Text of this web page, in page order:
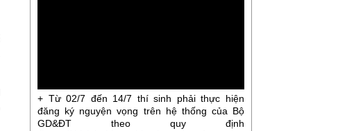
+ Từ 02/7 đến 14/7 thí sinh phải thực hiện
đăng ký nguyện vọng trên hệ thống của Bộ
GD&ĐT theo quy định